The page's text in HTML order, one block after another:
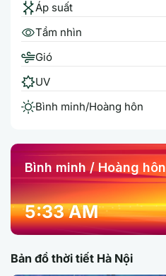
Áp suất
Tầm nhìn
Gió
UV
Bình minh/Hoàng hôn
Bình minh / Hoàng hôn
5:33 AM
Bản đồ thời tiết Hà Nội